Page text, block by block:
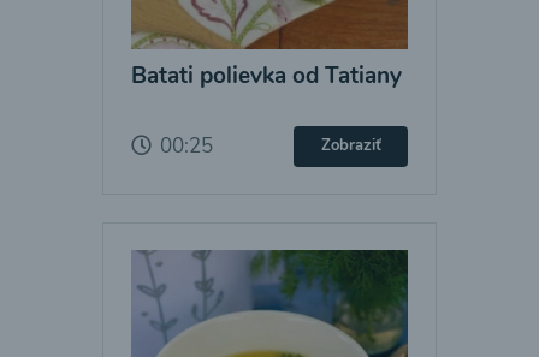
Batati polievka od Tatiany
00:25 Zobraziť